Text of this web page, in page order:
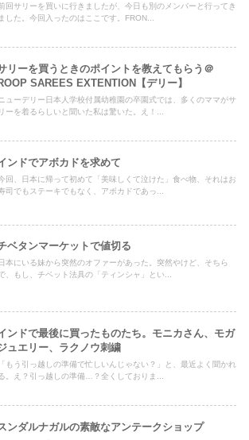
回サリーを買いに行きましたが、今日も別のメンバーと行ってき
ました。今回入ったのはここです。FRON...
リーを買うときのポイントを教えてもらう＠
SAREES EXTENTION【デリー】
ニューデリー日本人学校付属幼稚園の卒園式では、多くのママがサ
リーを着るらしいと聞いた私は驚いた。え！...
ンドでアボカドを求めて
回、日本に帰って初めて「美味しくて泣けた」食べ物、それはお
司でもステーキでもなく、アボカドであっ...
ベタンマーケットで値切る
日本にいる妹から突然のオファーがあった。突然やけど、そちら
、もし、チベット法具の「ティンシャ」とい...
ンドで最後に買ったものたち。モニカさん、モガ
ュエリー、ラクノウ刺繍
「もう引っ越しの準備で忙しいんじゃない？」と、最近よく聞かれ
。え？引っ越しの準備…？全くしておりま...
ンダルナガルの素敵なアンテークショップ